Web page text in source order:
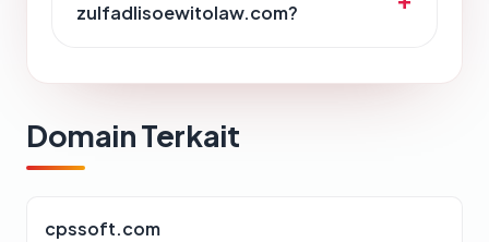
zulfadlisoewitolaw.com?
Domain Terkait
cpssoft.com